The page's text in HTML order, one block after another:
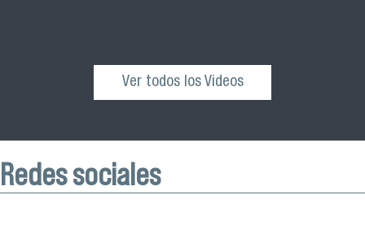
Ver todos los Videos
Redes sociales